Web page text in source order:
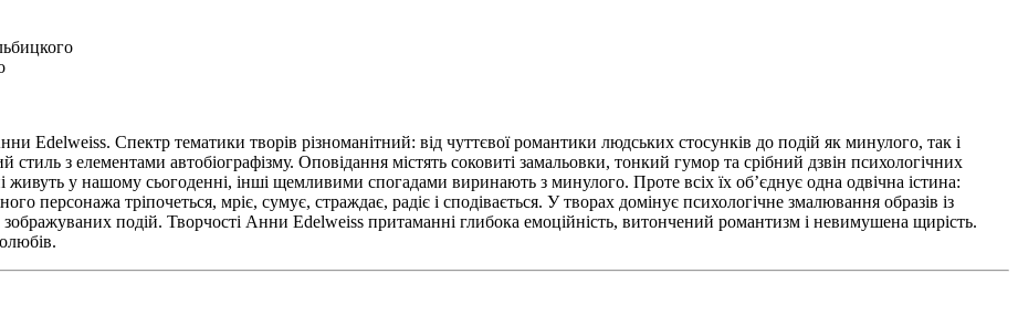
Edelweiss. Спектр тематики творів різноманітний: від чуттєвої романтики людських стосунків до подій як минулого, так і
з елементами автобіографізму. Оповідання містять соковиті замальовки, тонкий гумор та срібний дзвін психологічних
живуть у нашому сьогоденні, інші щемливими спогадами виринають з минулого. Проте всіх їх об’єднує одна одвічна істина:
персонажа тріпочеться, мріє, сумує, страждає, радіє і сподівається. У творах домінує психологічне змалювання образів із
подій. Творчості Анни Edelweiss притаманні глибока емоційність, витончений романтизм і невимушена щирість.